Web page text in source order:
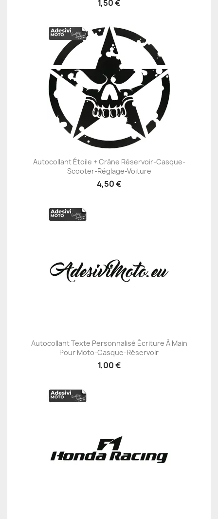
1,50 €
Autocollant Étoile + Crâne Réservoir-Casque-
Scooter-Réglage-Voiture
4,50 €
Autocollant Texte Personnalisé Écriture À Main
Pour Moto-Casque-Réservoir
1,00 €